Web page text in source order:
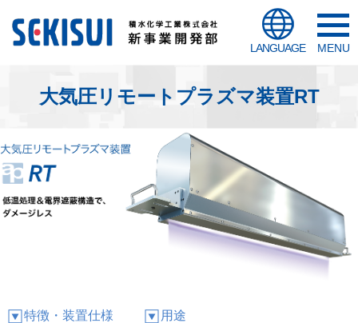
LANGUAGE MENU
大気圧リモートプラズマ装置RT
特徴・装置仕様
用途